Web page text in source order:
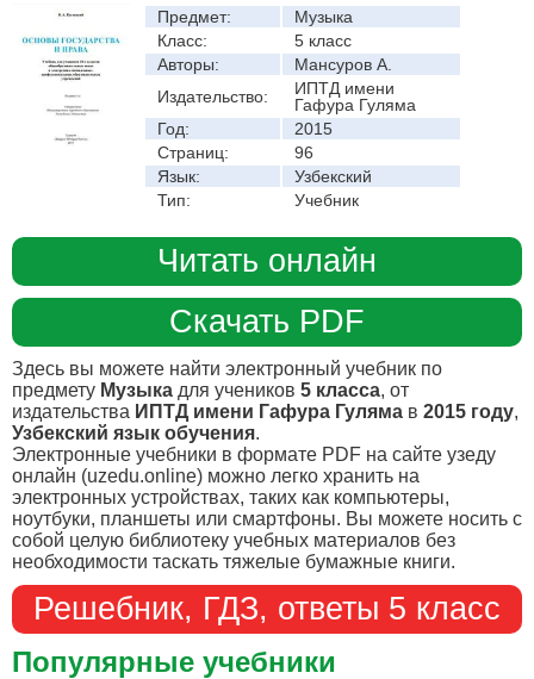
Предмет:
Музыка
Класс:
5 класс
Авторы:
Мансуров А.
Издательство:
ИПТД имени
Гафура Гуляма
Год:
2015
Страниц:
96
Язык:
Узбекский
Тип:
Учебник
Читать онлайн
Скачать PDF
Здесь вы можете найти электронный учебник по
предмету Музыка для учеников 5 класса, от
издательства ИПТД имени Гафура Гуляма в 2015 году,
Узбекский язык обучения.
Электронные учебники в формате PDF на сайте узеду
онлайн (uzedu.online) можно легко хранить на
электронных устройствах, таких как компьютеры,
ноутбуки, планшеты или смартфоны. Вы можете носить с
собой целую библиотеку учебных материалов без
необходимости таскать тяжелые бумажные книги.
Решебник, ГДЗ, ответы 5 класс
Популярные учебники